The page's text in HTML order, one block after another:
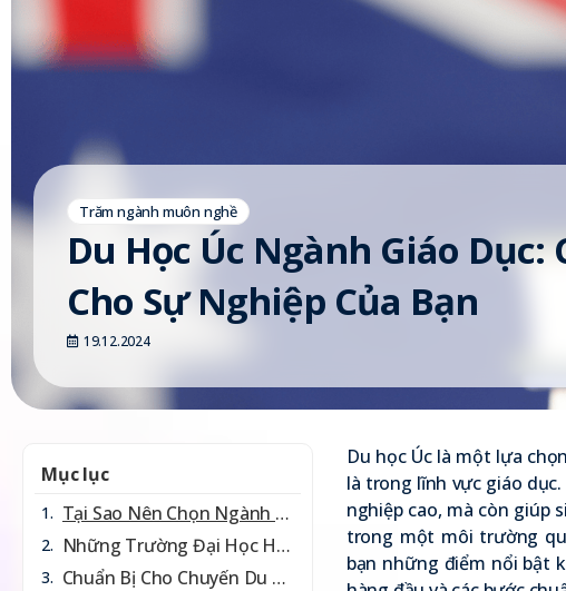
Trăm ngành muôn nghề
Du Học Úc Ngành Giáo
Cho Sự Nghiệp Của Bạn
19.12.2024
Mục lục
Tại Sao Nên Chọn Ngành Giáo Dục Tại Úc?
Những Trường Đại Học Hàng Đầu Đào Tạo Ngành Giáo Dục Tại Úc
Chuẩn Bị Cho Chuyến Du Học Ngành Giáo Dục Tại Úc
Du học Úc là một lựa
là trong lĩnh vực giáo
nghiệp cao, mà còn giúp
trong một môi trường
bạn những điểm nổi bật